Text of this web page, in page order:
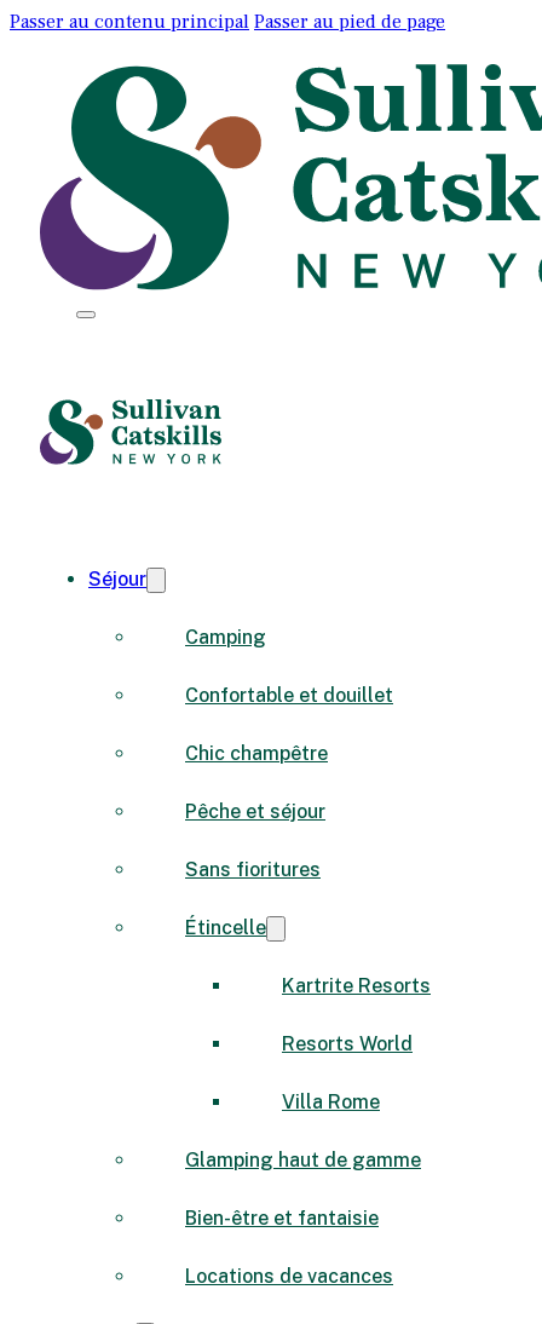
Passer au contenu principal Passer au pied de page
Séjour
Camping
Confortable et douillet
Chic champêtre
Pêche et séjour
Sans fioritures
Étincelle
Kartrite Resorts
Resorts World
Villa Rome
Glamping haut de gamme
Bien-être et fantaisie
Locations de vacances